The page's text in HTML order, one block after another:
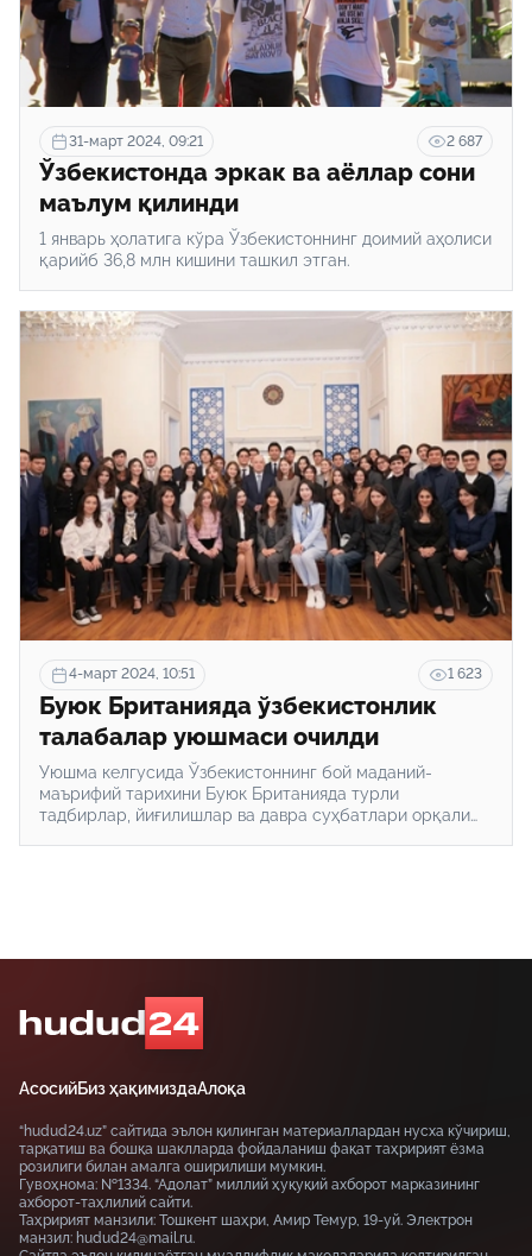
31-март 2024, 09:21 2 687
Ўзбекистонда эркак ва аёллар сони
маълум қилинди
1 январь ҳолатига кўра Ўзбекистоннинг доимий аҳолиси
қарийб 36,8 млн кишини ташкил этган.
4-март 2024, 10:51 1 623
Буюк Британияда ўзбекистонлик
талабалар уюшмаси очилди
Уюшма келгусида Ўзбекистоннинг бой маданий-
маърифий тарихини Буюк Британияда турли
тадбирлар, йиғилишлар ва давра суҳбатлари орқали
АсосийБиз ҳақимиздаАлоқа
“hudud24.uz” сайтида эълон қилинган материаллардан нусха кўчириш,
тарқатиш ва бошқа шаклларда фойдаланиш фақат таҳририят ёзма
розилиги билан амалга оширилиши мумкин.
Гувоҳнома: №1334. “Адолат” миллий ҳуқуқий ахборот марказининг
ахборот-таҳлилий сайти.
Таҳририят манзили: Тошкент шаҳри, Амир Темур, 19-уй. Электрон
манзил: hudud24@mail.ru.